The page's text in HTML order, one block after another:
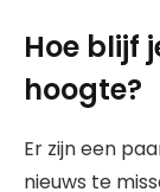
Hoe blijf
hoogte?
Er zijn een
nieuws te